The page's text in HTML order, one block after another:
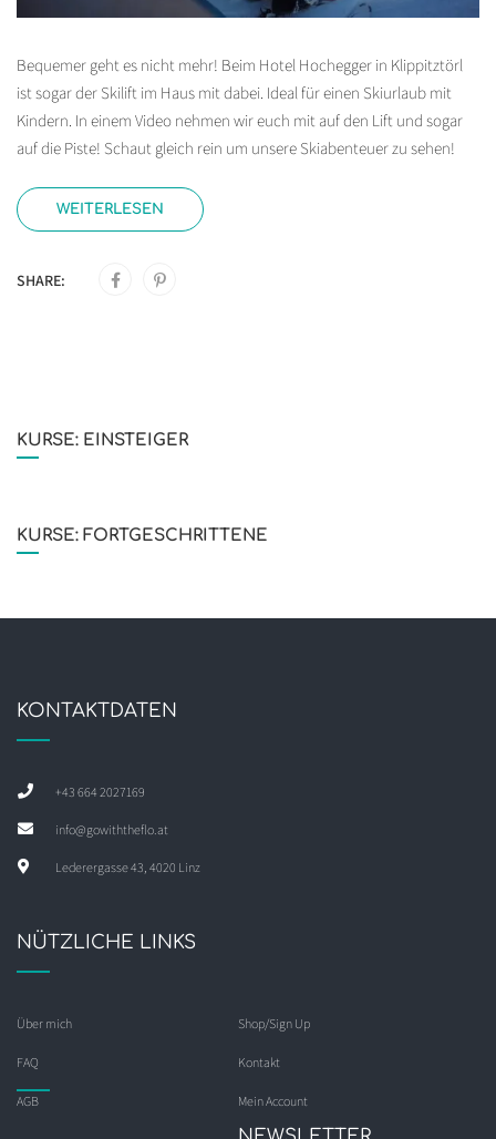
Bequemer geht es nicht mehr! Beim Hotel Hochegger in Klippitztörl
ist sogar der Skilift im Haus mit dabei. Ideal für einen Skiurlaub mit
Kindern. In einem Video nehmen wir euch mit auf den Lift und sogar
auf die Piste! Schaut gleich rein um unsere Skiabenteuer zu sehen!
WEITERLESEN
SHARE:
KURSE: EINSTEIGER
KURSE: FORTGESCHRITTENE
KONTAKTDATEN
+43 664 2027169
info@gowiththeflo.at
Lederergasse 43, 4020 Linz
NÜTZLICHE LINKS
Über mich Shop/Sign Up
FAQ Kontakt
AGB Mein Account